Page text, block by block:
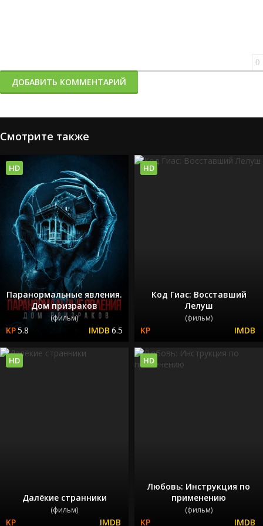
0
ДОБАВИТЬ КОММЕНТАРИЙ
Смотрите также
Паранормальные явления.
Дом призраков
(фильм)
5.8 6.5
HD
Код Гиас: Восставший
Лелуш
(фильм)
HD
Далёкие странники
(фильм)
HD
Любовь: Инструкция по
применению
(фильм)
HD